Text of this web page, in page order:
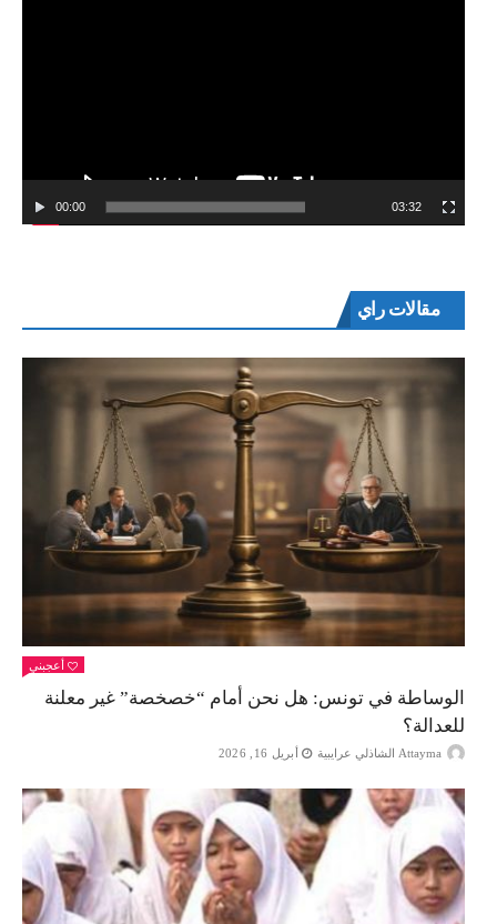
00:00 03:32
مقالات راي
أعجبني
الوساطة في تونس: هل نحن أمام “خصخصة” غير معلنة
للعدالة؟
Attayma الشاذلي عرايبية أبريل 16, 2026